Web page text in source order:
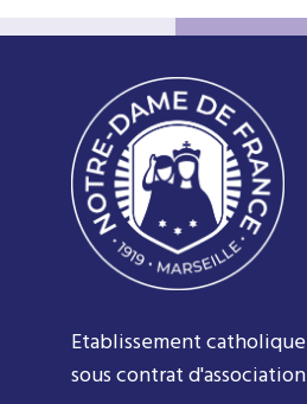
Etablissement catholique
sous contrat d'association